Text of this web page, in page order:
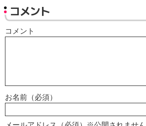
コメント
コメント
お名前（必須）